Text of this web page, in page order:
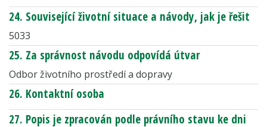
24. Související životní situace a návody, jak je řešit
5033
25. Za správnost návodu odpovídá útvar
Odbor životního prostředí a dopravy
26. Kontaktní osoba
27. Popis je zpracován podle právního stavu ke dni